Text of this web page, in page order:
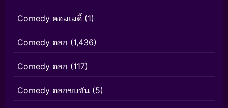
Comedy คอมเมดี้ (1)
Comedy ตลก (1,436)
Comedy ตลก (117)
Comedy ตลกขบขัน (5)